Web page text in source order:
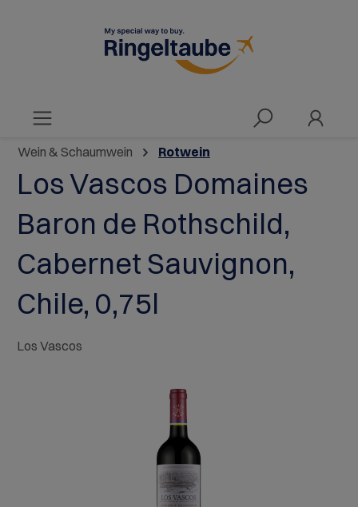
Wein & Schaumwein Rotwein
Los Vascos Domaines
Baron de Rothschild,
Cabernet Sauvignon,
Chile, 0,75l
Los Vascos